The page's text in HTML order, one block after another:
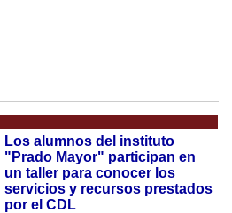
Los alumnos del instituto
"Prado Mayor" participan en
un taller para conocer los
servicios y recursos prestados
por el CDL